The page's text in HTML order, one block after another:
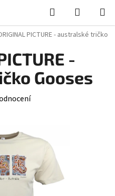
Hledat
KOŠÍK
PICTURE - australské tričko
-
Gooses